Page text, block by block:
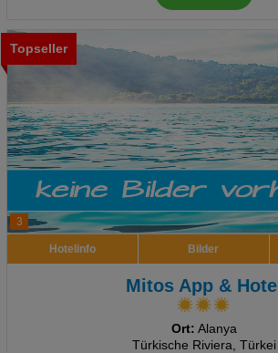
3
Topseller
Hotelinfo Bilder
Mitos App & Hotel
Ort: Alanya
Türkische Riviera, Türkei